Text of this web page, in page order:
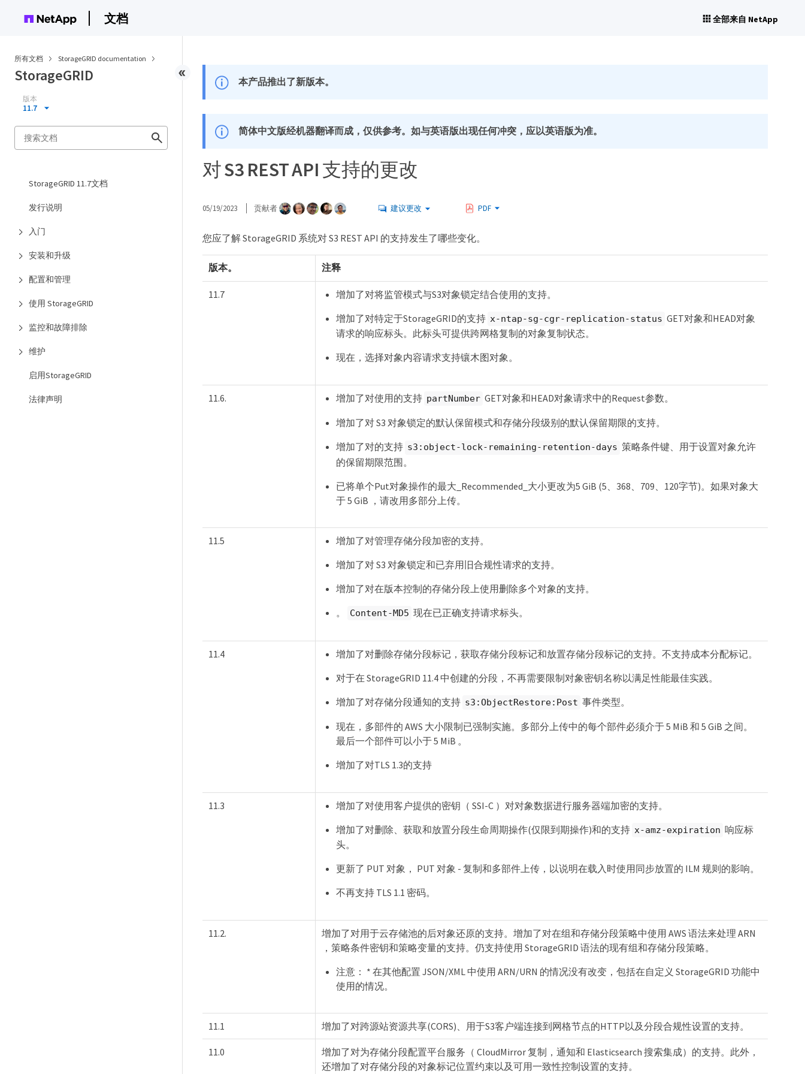
文档 全部来自 NetApp
所有文档 StorageGRID documentation
StorageGRID
版本
11.7
StorageGRID 11.7文档
发行说明
入门
安装和升级
配置和管理
使用 StorageGRID
监控和故障排除
维护
启用StorageGRID
法律声明
本产品推出了新版本。
简体中文版经机器翻译而成，仅供参考。如与英语版出现任何冲突，应以英语版为准。
对 S3 REST API 支持的更改
05/19/2023 贡献者 建议更改 PDF
您应了解 StorageGRID 系统对 S3 REST API 的支持发生了哪些变化。
版本。 注释
11.7
增加了对将监管模式与S3对象锁定结合使用的支持。
增加了对特定于StorageGRID的支持 x-ntap-sg-cgr-replication-status GET对象和HEAD对象
请求的响应标头。此标头可提供跨网格复制的对象复制状态。
现在，选择对象内容请求支持镶木图对象。
11.6. 增加了对使用的支持 partNumber GET对象和HEAD对象请求中的Request参数。
增加了对 S3 对象锁定的默认保留模式和存储分段级别的默认保留期限的支持。
增加了对的支持 s3:object-lock-remaining-retention-days 策略条件键、用于设置对象允许
的保留期限范围。
已将单个Put对象操作的最大_Recommended_大小更改为5 GiB (5、368、709、120字节)。如果对象大
于 5 GiB ，请改用多部分上传。
11.5
增加了对管理存储分段加密的支持。
增加了对 S3 对象锁定和已弃用旧合规性请求的支持。
增加了对在版本控制的存储分段上使用删除多个对象的支持。
。
Content-MD5 现在已正确支持请求标头。
11.4
增加了对删除存储分段标记，获取存储分段标记和放置存储分段标记的支持。不支持成本分配标记。
对于在 StorageGRID 11.4 中创建的分段，不再需要限制对象密钥名称以满足性能最佳实践。
增加了对存储分段通知的支持 s3:ObjectRestore:Post 事件类型。
现在，多部件的 AWS 大小限制已强制实施。多部分上传中的每个部件必须介于 5 MiB 和 5 GiB 之间。
最后一个部件可以小于 5 MiB 。
增加了对TLS 1.3的支持
11.3
增加了对使用客户提供的密钥（ SSI-C ）对对象数据进行服务器端加密的支持。
增加了对删除、获取和放置分段生命周期操作(仅限到期操作)和的支持 x-amz-expiration 响应标
头。
更新了 PUT 对象， PUT 对象 - 复制和多部件上传，以说明在载入时使用同步放置的 ILM 规则的影响。
不再支持 TLS 1.1 密码。
11.2.
增加了对用于云存储池的后对象还原的支持。增加了对在组和存储分段策略中使用 AWS 语法来处理 ARN
，策略条件密钥和策略变量的支持。仍支持使用 StorageGRID 语法的现有组和存储分段策略。
注意： * 在其他配置 JSON/XML 中使用 ARN/URN 的情况没有改变，包括在自定义 StorageGRID 功能中
使用的情况。
11.1 增加了对跨源站资源共享(CORS)、用于S3客户端连接到网格节点的HTTP以及分段合规性设置的支持。
11.0
增加了对为存储分段配置平台服务（ CloudMirror 复制，通知和 Elasticsearch 搜索集成）的支持。此外，
还增加了对存储分段的对象标记位置约束以及可用一致性控制设置的支持。